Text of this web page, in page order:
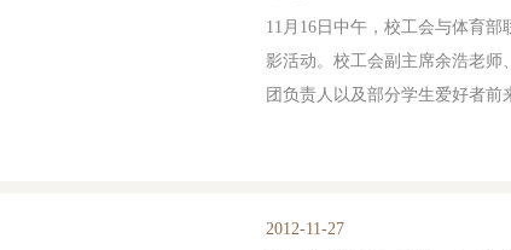
11月16日中午，校工会与体育
影活动。校工会副主席余浩老师
团负责人以及部分学生爱好者前
2012-11-27